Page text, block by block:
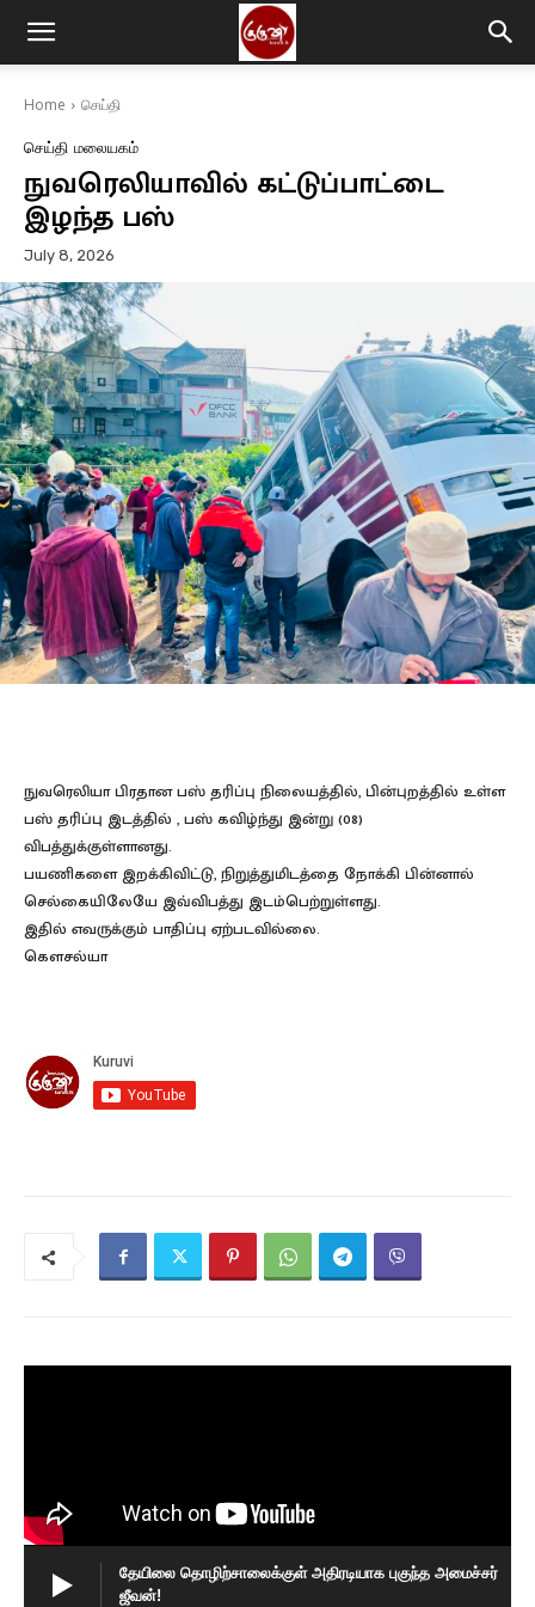
Home செய்தி
செய்தி மலையகம்
நுவரெலியாவில் கட்டுப்பாட்டை
இழந்த பஸ்
July 8, 2026
நுவரெலியா பிரதான பஸ் தரிப்பு நிலையத்தில், பின்புறத்தில் உள்ள
பஸ் தரிப்பு இடத்தில் , பஸ் கவிழ்ந்து இன்று (08)
விபத்துக்குள்ளானது.
பயணிகளை இறக்கிவிட்டு, நிறுத்துமிடத்தை நோக்கி பின்னால்
செல்கையிலேயே இவ்விபத்து இடம்பெற்றுள்ளது.
இதில் எவருக்கும் பாதிப்பு ஏற்படவில்லை.
கௌசல்யா
தேயிலை தொழிற்சாலைக்குள் அதிரடியாக புகுந்த அமைச்சர்
ஜீவன்!